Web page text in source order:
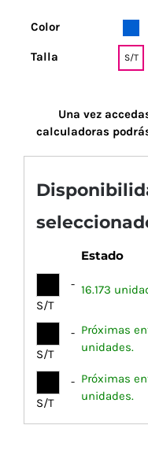
Color
Talla S/T
Una vez
calculadoras
Estado
-
S/T
16.173
-
S/T
Próximas
unidades.
-
S/T
Próximas
unidades.